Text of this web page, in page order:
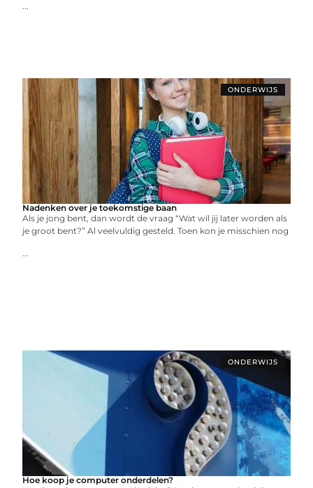
...
ONDERWIJS
Nadenken over je toekomstige baan
Als je jong bent, dan wordt de vraag “Wat wil jij later worden als
je groot bent?” Al veelvuldig gesteld. Toen kon je misschien nog
...
ONDERWIJS
Hoe koop je computer onderdelen?